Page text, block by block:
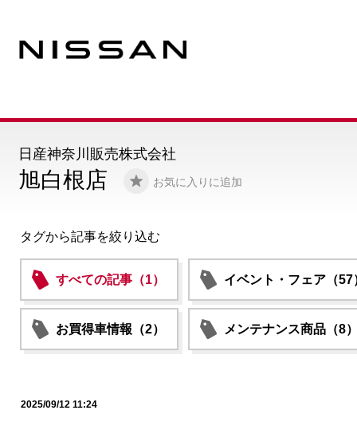
旭白根店 お気に入りに追加
日産神奈川販売株式会社
タグから記事を絞り込む
すべての記事（1） イベント・フェア（57
お買得車情報（2） メンテナンス商品（8
2025/09/12 11:24